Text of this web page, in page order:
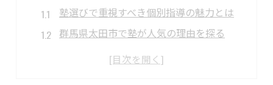
塾選びで重視すべき個別指導の魅力とは
群馬県太田市で塾が人気の理由を探る
太田市の塾事情と学習環境の特徴を解説